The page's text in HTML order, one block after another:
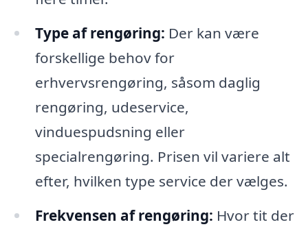
Type af rengøring: Der kan være
forskellige behov for
erhvervsrengøring, såsom daglig
rengøring, udeservice,
vinduespudsning eller
specialrengøring. Prisen vil variere alt
efter, hvilken type service der vælges.
Frekvensen af rengøring: Hvor tit der